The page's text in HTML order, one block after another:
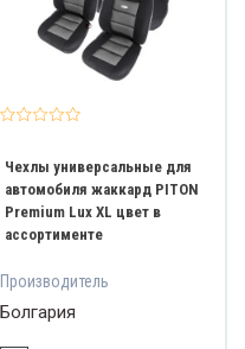
Чехлы универсальные для
автомобиля жаккард PITON
Premium Lux XL цвет в
ассортименте
Производитель
Болгария